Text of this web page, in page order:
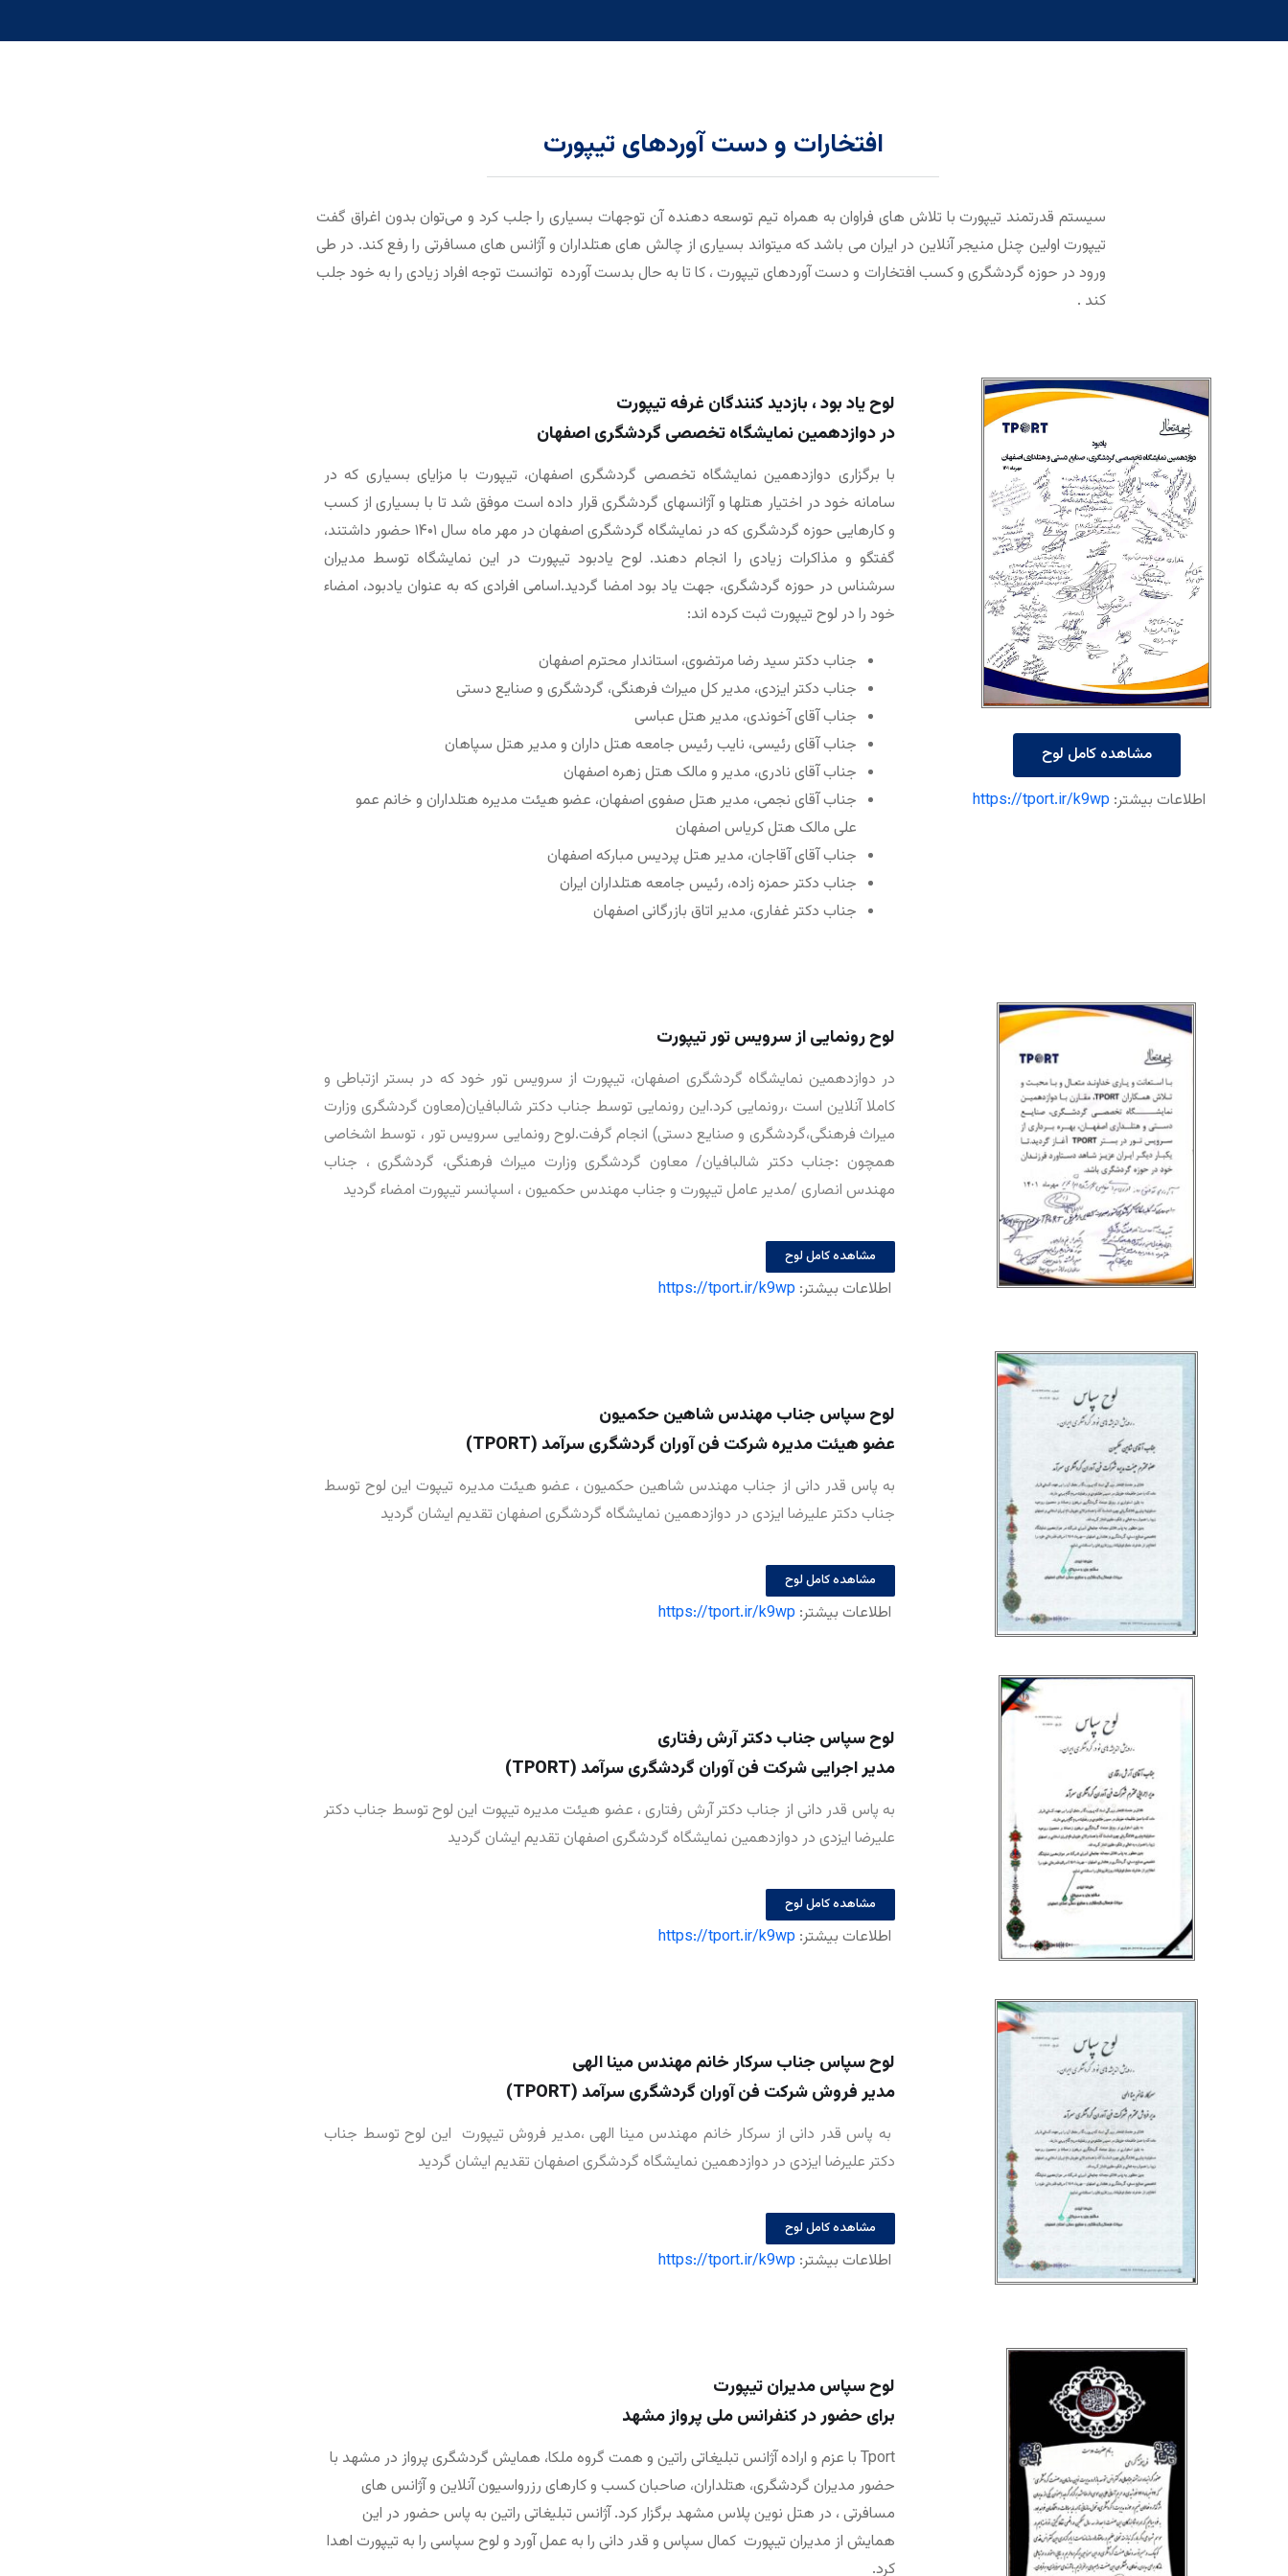
افتخارات و دست آوردهای تیپورت
سیستم قدرتمند تیپورت با تلاش های فراوان به همراه تیم توسعه دهنده آن توجهات بسیاری را جلب کرد و می‌توان بدون اغراق گفت
تیپورت اولین چنل منیجر آنلاین در ایران می باشد که میتواند بسیاری از چالش های هتلداران و آژانس های مسافرتی را رفع کند. در طی
ورود در حوزه گردشگری و کسب افتخارات و دست آوردهای تیپورت ، کا تا به حال بدست آورده توانست توجه افراد زیادی را به خود جلب
کند .
مشاهده کامل لوح
اطلاعات بیشتر:https://tport.ir/k9wp
لوح یاد بود ، بازدید کنندگان غرفه تیپورت
در دوازدهمین نمایشگاه تخصصی گردشگری اصفهان
با برگزاری دوازدهمین نمایشگاه تخصصی گردشگری اصفهان، تیپورت با مزایای بسیاری که در
سامانه خود در اختیار هتل­ها و آژانس­های گردشگری قرار داده است موفق شد تا با بسیاری از کسب
و کارهایی حوزه گردشگری که در نمایشگاه گردشگری اصفهان در مهر ماه سال ۱۴۰۱ حضور داشتند،
گفتگو و مذاکرات زیادی را انجام دهند. لوح یادبود تیپورت در این نمایشگاه توسط مدیران
سرشناس در حوزه گردشگری، جهت یاد بود امضا گردید.اسامی افرادی که به عنوان یادبود، امضاء
خود را در لوح تیپورت ثبت کرده اند:
جناب دکتر سید رضا مرتضوی، استاندار محترم اصفهان
جناب دکتر ایزدی، مدیر کل میراث فرهنگی، گردشگری و صنایع دستی
جناب آقای آخوندی، مدیر هتل عباسی
جناب آقای رئیسی، نایب رئیس جامعه هتل داران و مدیر هتل سپاهان
جناب آقای نادری، مدیر و مالک هتل زهره اصفهان
جناب آقای نجمی، مدیر هتل صفوی اصفهان، عضو هیئت مدیره هتلداران و خانم عمو
علی مالک هتل کریاس اصفهان
جناب آقای آقاجان، مدیر هتل پردیس مبارکه اصفهان
جناب دکتر حمزه زاده، رئیس جامعه هتلداران ایران
جناب دکتر غفاری، مدیر اتاق بازرگانی اصفهان
لوح رونمایی از سرویس تور تیپورت
در دوازدهمین نمایشگاه گردشگری اصفهان، تیپورت از سرویس تور خود که در بستر ازتباطی و
کاملا آنلاین است ،رونمایی کرد.این رونمایی توسط جناب دکتر شالبافیان(معاون گردشگری وزارت
میراث فرهنگی،گردشگری و صنایع دستی) انجام گرفت.لوح رونمایی سرویس تور ، توسط اشخاصی
همچون :جناب دکتر شالبافیان/ معاون گردشگری وزارت میراث فرهنگی، گردشگری ، جناب
مهندس انصاری /مدیر عامل تیپورت و جناب مهندس حکمیون ، اسپانسر تیپورت امضاء گردید
مشاهده کامل لوح
اطلاعات بیشتر: https://tport.ir/k9wp
لوح سپاس جناب مهندس شاهین حکمیون
عضو هیئت مدیره شرکت فن آوران گردشگری سرآمد (TPORT)
به پاس قدر دانی از جناب مهندس شاهین حکمیون ، عضو هیئت مدیره تیپوت این لوح توسط
جناب دکتر علیرضا ایزدی در دوازدهمین نمایشگاه گردشگری اصفهان تقدیم ایشان گردید
مشاهده کامل لوح
اطلاعات بیشتر: https://tport.ir/k9wp
لوح سپاس جناب دکتر آرش رفتاری
مدیر اجرایی شرکت فن آوران گردشگری سرآمد (TPORT)
به پاس قدر دانی از جناب دکتر آرش رفتاری ، عضو هیئت مدیره تیپوت این لوح توسط جناب دکتر
علیرضا ایزدی در دوازدهمین نمایشگاه گردشگری اصفهان تقدیم ایشان گردید
مشاهده کامل لوح
اطلاعات بیشتر: https://tport.ir/k9wp
لوح سپاس جناب سرکار خانم مهندس مینا الهی
مدیر فروش شرکت فن آوران گردشگری سرآمد (TPORT)
به پاس قدر دانی از سرکار خانم مهندس مینا الهی ،مدیر فروش تیپورت این لوح توسط جناب
دکتر علیرضا ایزدی در دوازدهمین نمایشگاه گردشگری اصفهان تقدیم ایشان گردید
مشاهده کامل لوح
اطلاعات بیشتر: https://tport.ir/k9wp
لوح سپاس مدیران تیپورت
برای حضور در کنفرانس ملی پرواز مشهد
Tport با عزم و اراده آژانس تبلیغاتی راتین و همت گروه ملکا، همایش گردشگری پرواز در مشهد با
حضور مدیران گردشگری، هتلداران، صاحبان کسب و کارهای رزرواسیون آنلاین و آژانس های
مسافرتی ، در هتل نوین پلاس مشهد برگزار کرد. آژانس تبلیغاتی راتین به پاس حضور در این
همایش از مدیران تیپورت کمال سپاس و قدر دانی را به عمل آورد و لوح سپاسی را به تیپورت اهدا
کرد.